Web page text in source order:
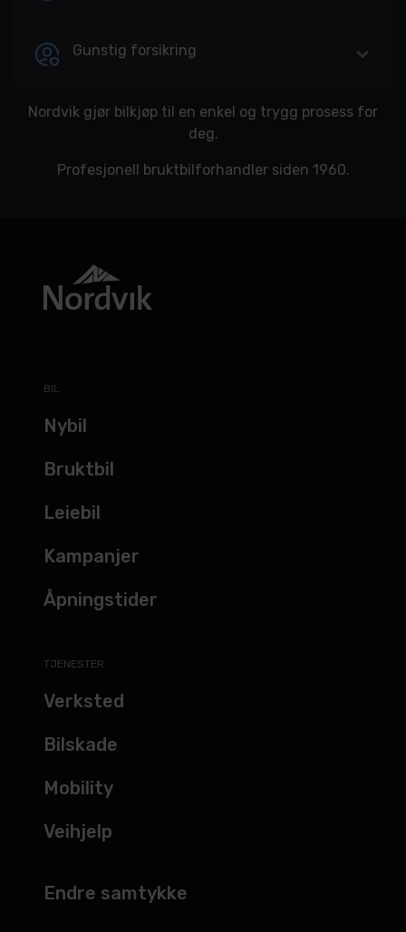
Gunstig forsikring
Nordvik gjør bilkjøp til en enkel og trygg prosess for
deg.
Profesjonell bruktbilforhandler siden 1960.
BIL
Nybil
Bruktbil
Leiebil
Kampanjer
Åpningstider
TJENESTER
Verksted
Bilskade
Mobility
Veihjelp
Endre samtykke